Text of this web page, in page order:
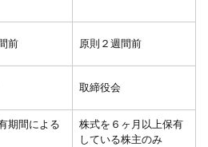
前 原則２週間前
取締役会
期間による
株式を６ヶ月以上保有
している株主のみ